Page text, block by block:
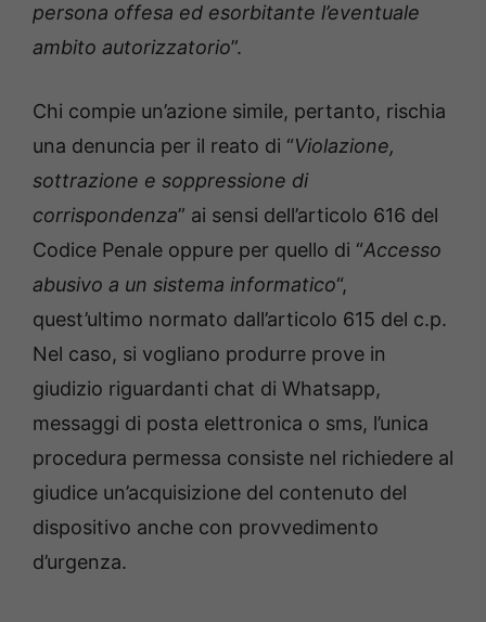
persona offesa ed esorbitante l’eventuale
ambito autorizzatorio”.
Chi compie un’azione simile, pertanto, rischia
una denuncia per il reato di “Violazione,
sottrazione e soppressione di
corrispondenza” ai sensi dell’articolo 616 del
Codice Penale oppure per quello di “Accesso
abusivo a un sistema informatico“,
quest’ultimo normato dall’articolo 615 del c.p.
Nel caso, si vogliano produrre prove in
giudizio riguardanti chat di Whatsapp,
messaggi di posta elettronica o sms, l’unica
procedura permessa consiste nel richiedere al
giudice un’acquisizione del contenuto del
dispositivo anche con provvedimento
d’urgenza.